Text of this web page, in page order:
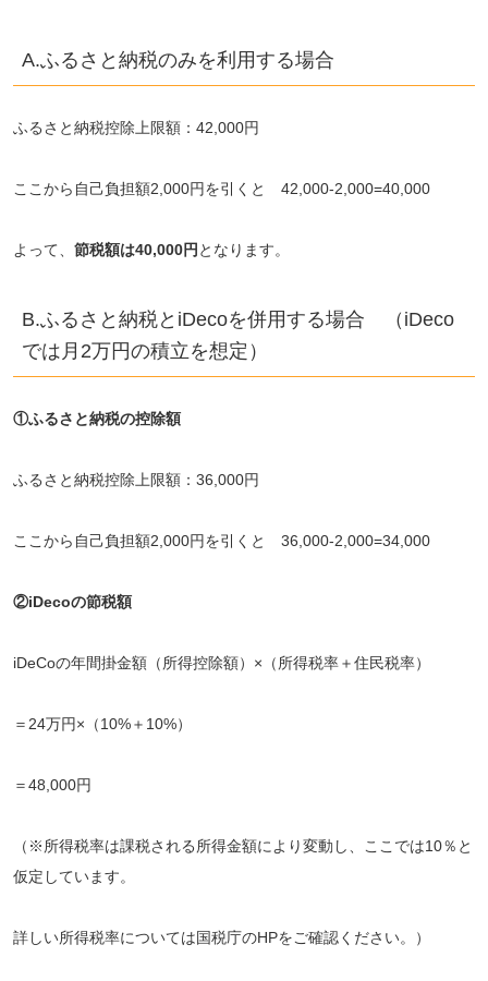
A.ふるさと納税のみを利用する場合
ふるさと納税控除上限額：42,000円
ここから自己負担額2,000円を引くと 42,000-2,000=40,000
よって、 節税額は40,000円となります。
B.ふるさと納税とiDecoを併用する場合 （iDeco
では月2万円の積立を想定）
①ふるさと納税の控除額
ふるさと納税控除上限額：36,000円
ここから自己負担額2,000円を引くと 36,000-2,000=34,000
②iDecoの節税額
iDeCoの年間掛金額（所得控除額）×（所得税率＋住民税率）
＝24万円×（10%＋10%）
＝48,000円
（※所得税率は課税される所得金額により変動し、ここでは10％と
仮定しています。
詳しい所得税率については国税庁のHPをご確認ください。）